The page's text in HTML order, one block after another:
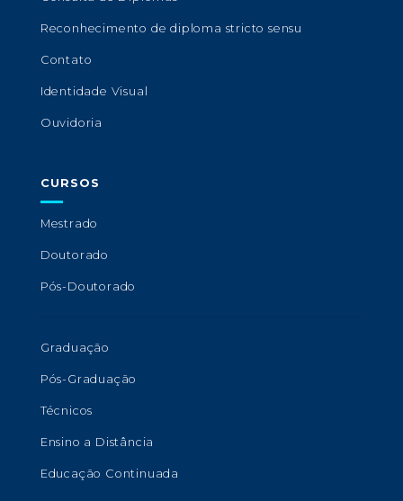
Reconhecimento de diploma stricto sensu
Contato
Identidade Visual
Ouvidoria
CURSOS
Mestrado
Doutorado
Pós-Doutorado
Graduação
Pós-Graduação
Técnicos
Ensino a Distância
Educação Continuada